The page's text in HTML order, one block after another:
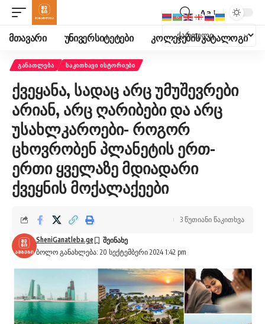
ფონტის
ზომის
Aa
მთავარი უნივერსიტეტები კოლეჯების კატალოგი
ᲒᲐᲜᲐᲗᲚᲔᲑᲐ ᲡᲐᲙᲘᲗᲮᲐᲕᲘ ᲘᲡᲢᲝᲠᲘᲔᲑᲘ
ქვეყანა, სადაც არც უმუშევრები
არიან, არც ღარიბები და არც
უსახლკაროები- როგორ
ცხოვრობენ პლანეტის ერთ-
ერთი ყველაზე მდიადარი
ქვეყნის მოქალაქეები
ბოლო განახლება: 20 სექტემბერი 2024 1:42 pm
SheniGanatleba.ge
3 წუთიანი წაკითხვა